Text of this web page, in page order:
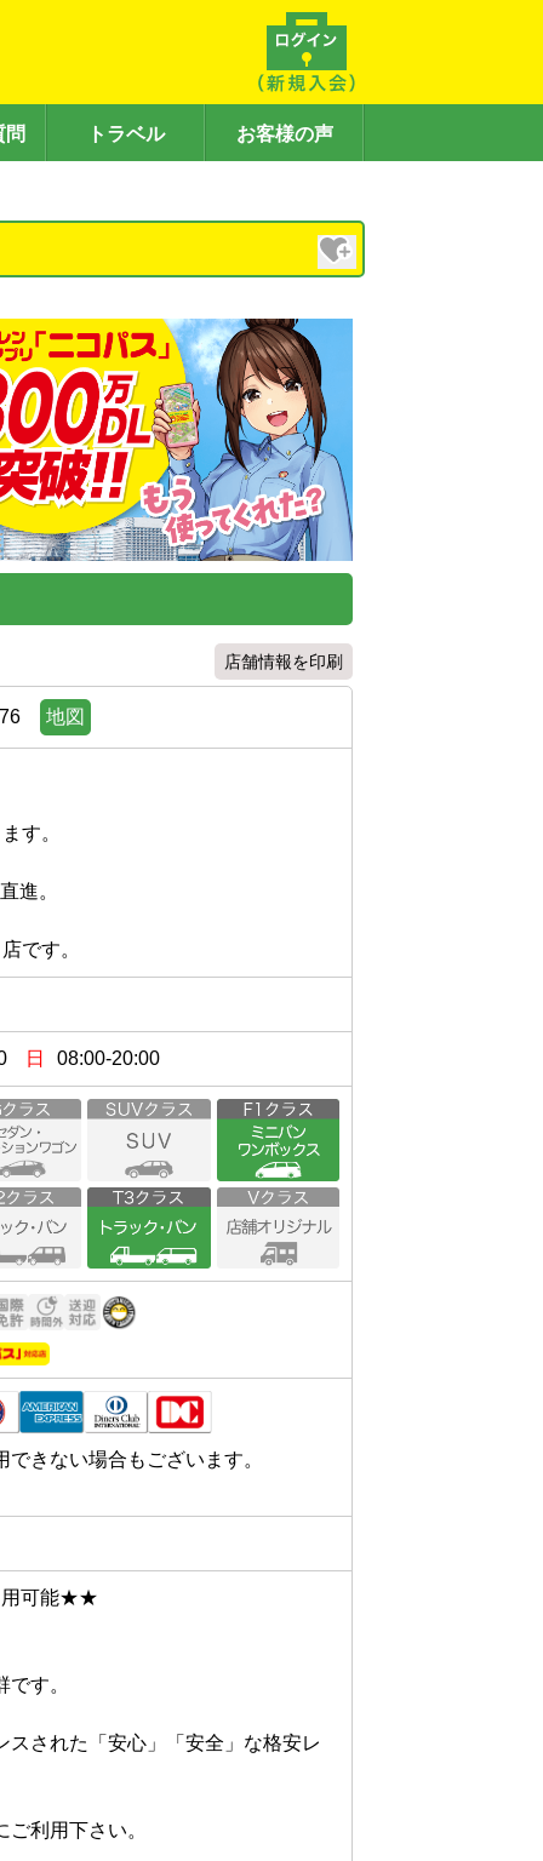
問 トラベル お客様の声
店舗情報を印刷
地図
す。
進。
日 08:00-20:00
きない場合もございます。
能★★
す。
された「安心」「安全」な格安レ
利用下さい。